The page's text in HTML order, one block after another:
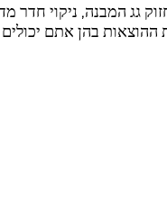
גג המבנה, ניקוי
ההוצאות בהן אתם